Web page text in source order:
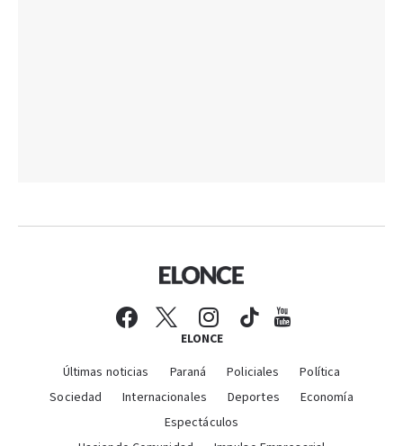
ELONCE
Últimas noticias Paraná Policiales
Política
Sociedad
Internacionales Deportes
Economía
Espectáculos